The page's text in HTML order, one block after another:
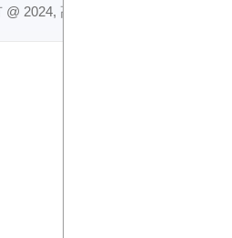
@ 2024, 高雄市立中正高級中學. All